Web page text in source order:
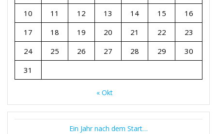
10
11 12 13 14 15
16
17
18 19 20 21 22
23
24
25 26 27 28 29
30
31
« Okt
Ein Jahr nach dem Start…